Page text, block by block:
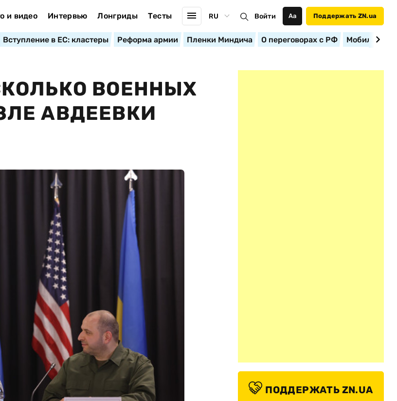
и видео Интервью Лонгриды Тесты RU Войти Аа Поддержать ZN.ua
Вступление в ЕС: кластеры Реформа армии Пленки Миндича О переговорах с РФ
ВОЕННЫХ
АВДЕЕВКИ
ПОДДЕРЖАТЬ ZN.UA